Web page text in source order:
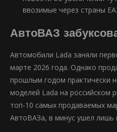
ввозимые через страны
АвтоВАЗ
Автомобили Lada заняли
марте 2026 года. Однако
прошлым годом практически
моделей Lada на российском
топ-10 самых продаваемых
АвтоВАЗа, в минус ушел лишь